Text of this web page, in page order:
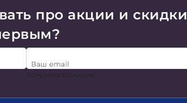
про акции и скидки
Ваш email
Хочу много скидок!